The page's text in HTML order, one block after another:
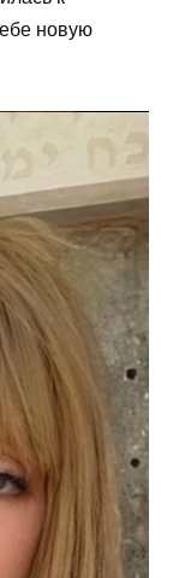
новую